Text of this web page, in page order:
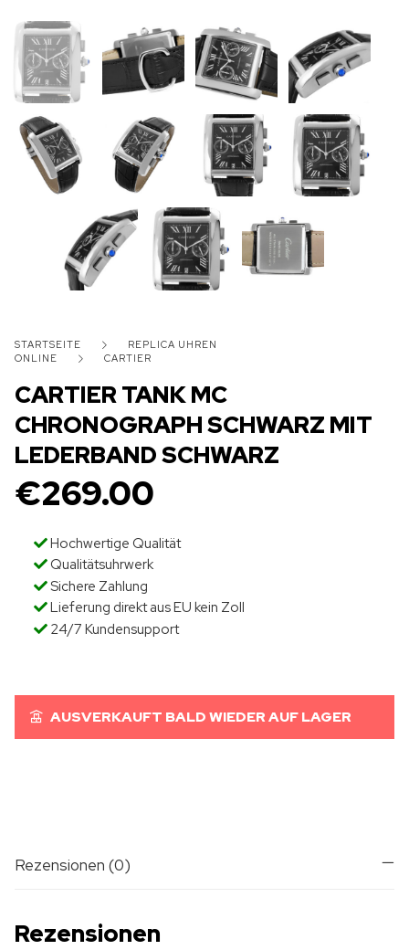
STARTSEITE
REPLICA UHREN
ONLINE
CARTIER
CARTIER TANK MC
CHRONOGRAPH SCHWARZ MIT
LEDERBAND SCHWARZ
€269.00
Hochwertige Qualität
Qualitätsuhrwerk
Sichere Zahlung
Lieferung direkt aus EU kein Zoll
24/7 Kundensupport
AUSVERKAUFT BALD WIEDER AUF LAGER
Rezensionen (0)
Rezensionen